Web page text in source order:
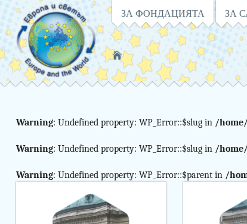
Навигация
ЗА ФОНДАЦИЯТА ЗА
Намирате
се
Warning:
Undefined
variable
Warning: Undefined property: WP_Error::$slug in /
Warning: Undefined property: WP_Error::$slug in /
Warning: Undefined property: WP_Error::$parent in /